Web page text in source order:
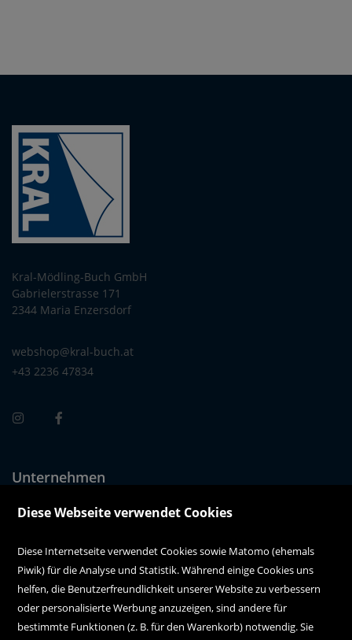
Kral-Mödling-Buch GmbH
Gabrielerstrasse 171
2344 Maria Enzersdorf
webshop@kral-buch.at
+43 2236 47834
Unternehmen
Über uns
Kundenservice
Hilfe
Diese Webseite verwendet Cookies
Diese Internetseite verwendet Cookies sowie Matomo (ehemals
Piwik) für die Analyse und Statistik. Während einige Cookies uns
helfen, die Benutzerfreundlichkeit unserer Website zu verbessern
oder personalisierte Werbung anzuzeigen, sind andere für
bestimmte Funktionen (z. B. für den Warenkorb) notwendig. Sie